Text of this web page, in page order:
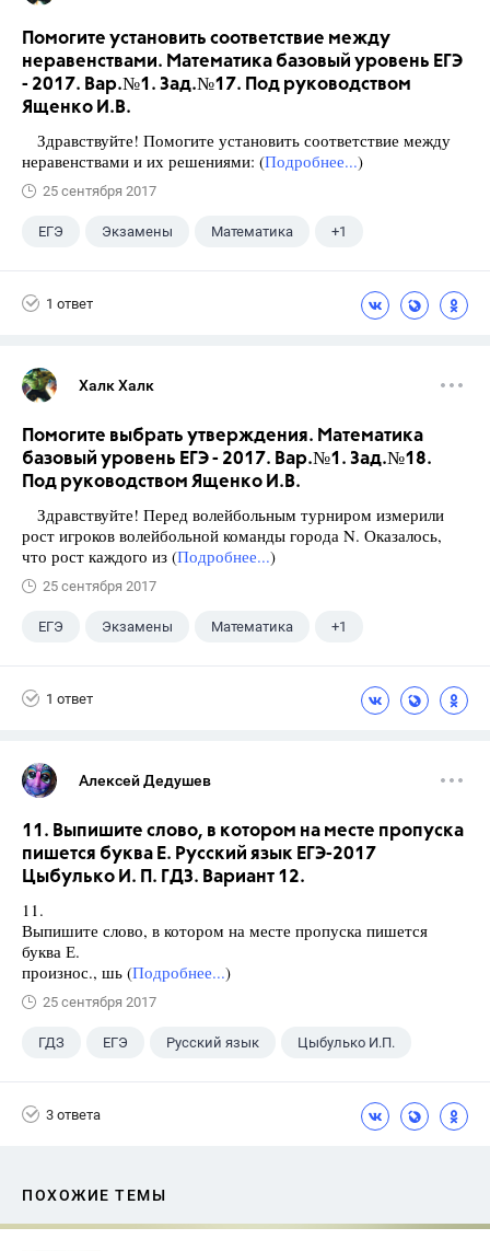
Помогите установить соответствие между
неравенствами. Математика базовый уровень ЕГЭ
- 2017. Вар.№1. Зад.№17. Под руководством
Ященко И.В.
Здравствуйте! Помогите установить соответствие между
неравенствами и их решениями: (Подробнее...)
25 сентября 2017
ЕГЭ Экзамены Математика +1
1 ответ
Халк Халк
Помогите выбрать утверждения. Математика
базовый уровень ЕГЭ - 2017. Вар.№1. Зад.№18.
Под руководством Ященко И.В.
Здравствуйте! Перед волейбольным турниром измерили
рост игроков волейбольной команды города N. Оказалось,
что рост каждого из (Подробнее...)
25 сентября 2017
ЕГЭ Экзамены Математика +1
1 ответ
Алексей Дедушев
11. Выпишите слово, в котором на месте пропуска
пишется буква Е. Русский язык ЕГЭ-2017
Цыбулько И. П. ГДЗ. Вариант 12.
11.
Выпишите слово, в котором на месте пропуска пишется
буква Е.
произнос., шь (Подробнее...)
25 сентября 2017
ГДЗ ЕГЭ Русский язык Цыбулько И.П.
3 ответа
ПОХОЖИЕ ТЕМЫ